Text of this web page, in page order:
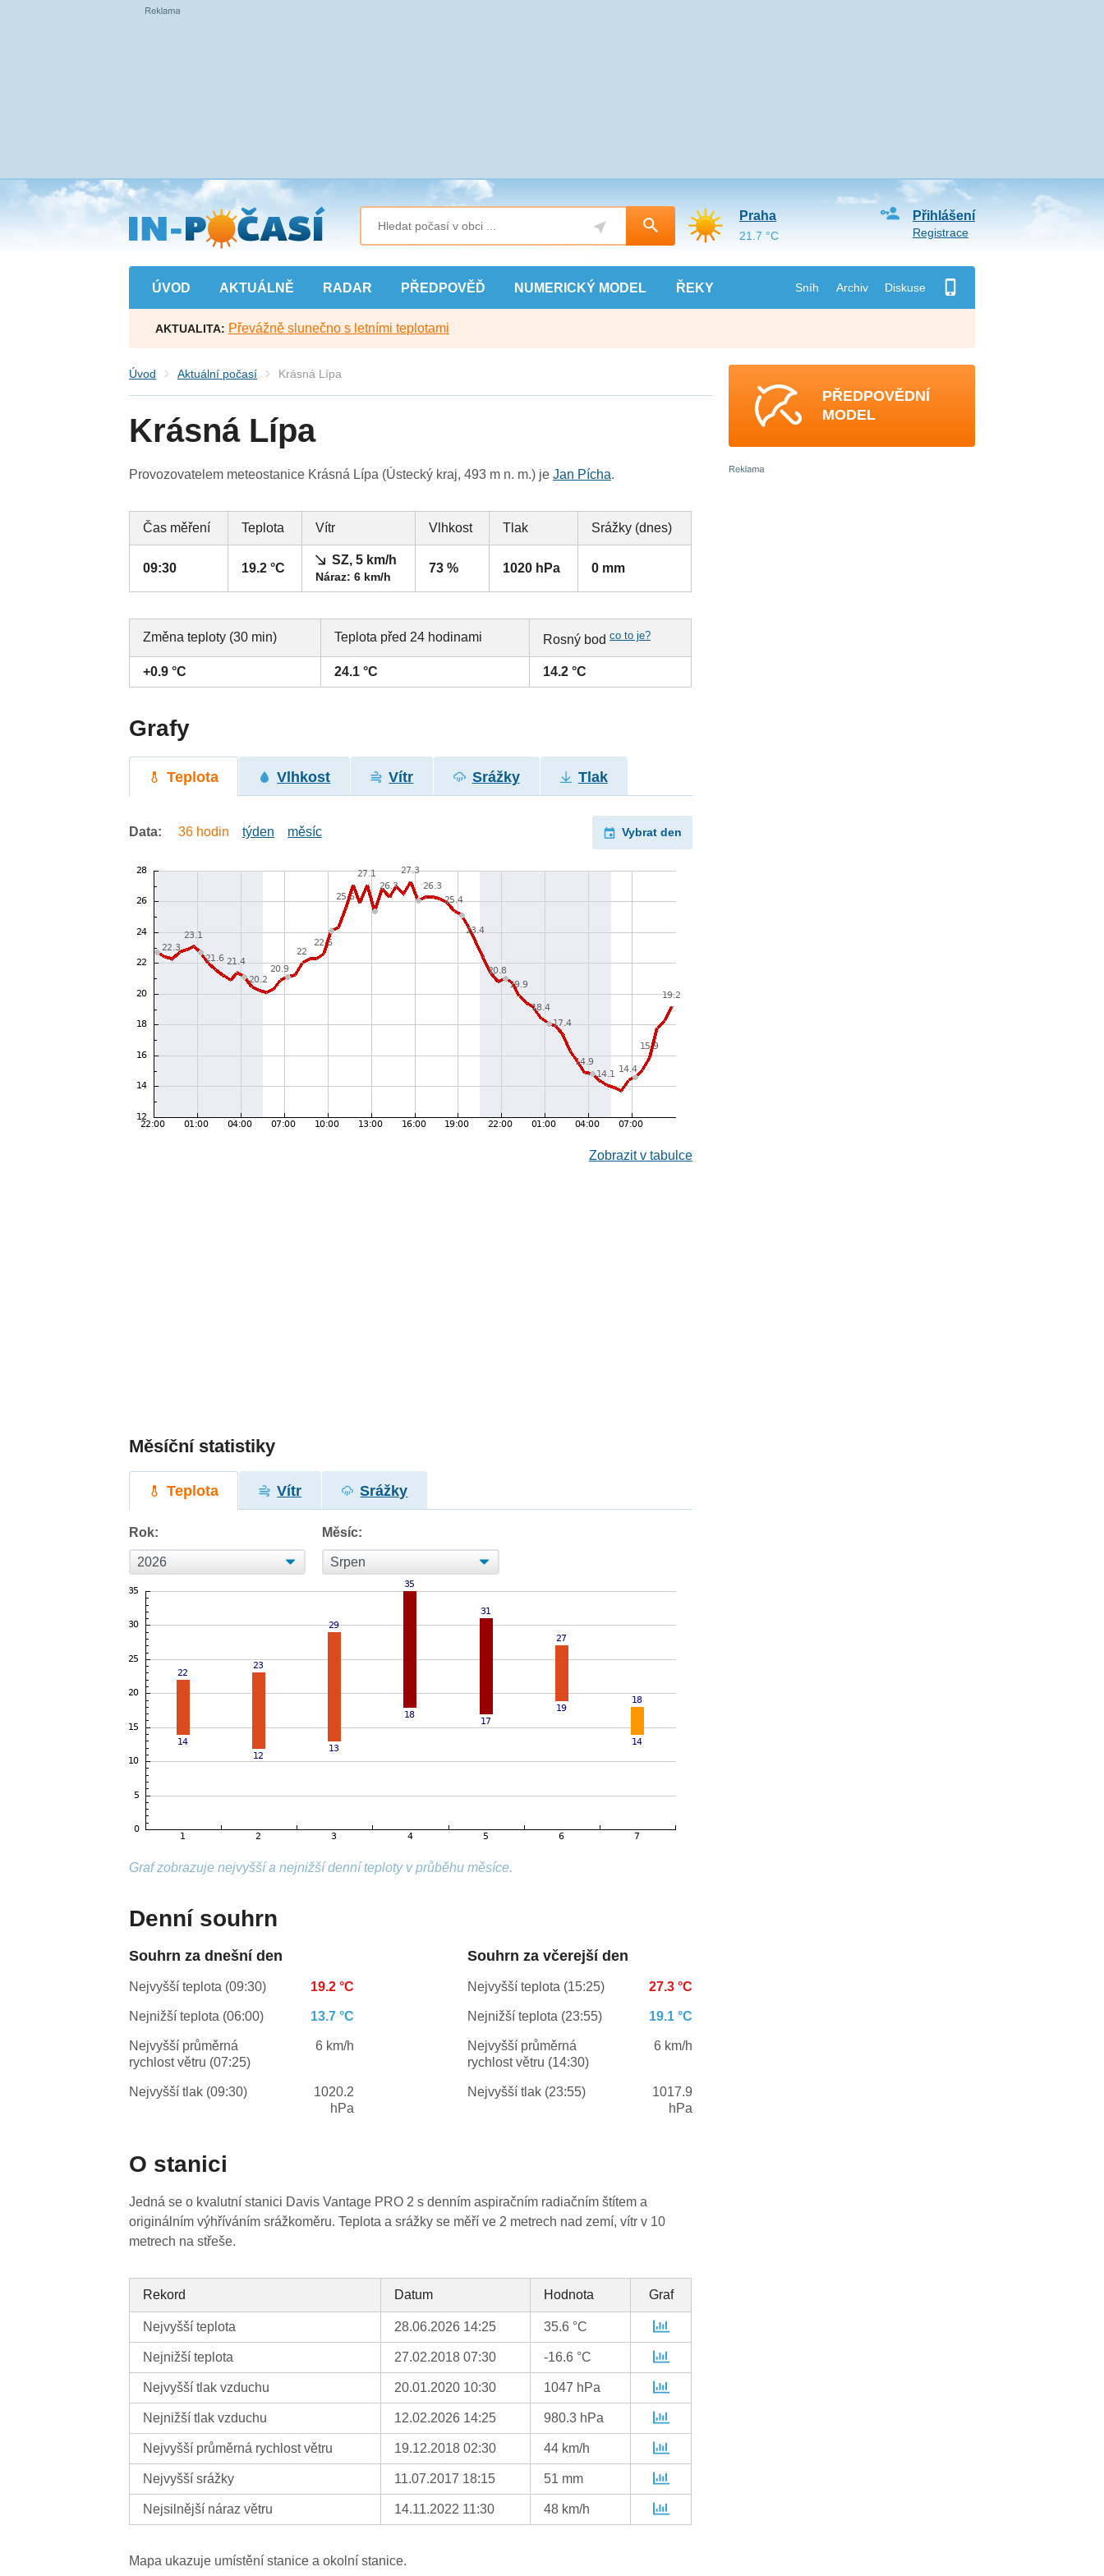
Přejít
na
hlavní
obsah
ÚVOD AKTUÁLNĚ RADAR PŘEDPOVĚĎ NUMERICKÝ MODEL ŘEKY Sníh Archiv Diskuse
Přihlášení
Registrace
Praha
21.7 °C
AKTUALITA: Převážně slunečno s letními teplotami
Úvod Aktuální počasí Krásná Lípa
Krásná Lípa
Provozovatelem meteostanice Krásná Lípa (Ústecký kraj, 493 m n. m.) jeJan Pícha.
Čas měření Teplota Vítr Vlhkost Tlak Srážky (dnes)
09:30 19.2 °C
SZ, 5 km/h
Náraz: 6 km/h
73 % 1020 hPa 0 mm
Změna teploty (30 min) Teplota před 24 hodinami Rosný bodco to je?
+0.9 °C 24.1 °C 14.2 °C
Grafy
Teplota Vlhkost Vítr Srážky Tlak
Data: 36 hodin týden měsíc Vybrat den
Zobrazit v tabulce
Měsíční statistiky
Teplota Vítr Srážky
Rok: Měsíc:
Graf zobrazuje nejvyšší a nejnižší denní teploty v průběhu měsíce.
Denní souhrn
Souhrn za dnešní den
Nejvyšší teplota (09:30) 19.2 °C
Nejnižší teplota (06:00) 13.7 °C
Nejvyšší průměrná
rychlost větru (07:25)
6 km/h
Nejvyšší tlak (09:30)
1020.2
hPa
Souhrn za včerejší den
Nejvyšší teplota (15:25) 27.3 °C
Nejnižší teplota (23:55) 19.1 °C
Nejvyšší průměrná
rychlost větru (14:30)
6 km/h
Nejvyšší tlak (23:55)
1017.9
hPa
O stanici
Jedná se o kvalutní stanici Davis Vantage PRO 2 s denním aspiračním radiačním štítem a
originálním výhříváním srážkoměru. Teplota a srážky se měří ve 2 metrech nad zemí, vítr v 10
metrech na střeše.
Rekord Datum Hodnota Graf
Nejvyšší teplota 28.06.2026 14:25 35.6 °C
Nejnižší teplota 27.02.2018 07:30 -16.6 °C
Nejvyšší tlak vzduchu 20.01.2020 10:30 1047 hPa
Nejnižší tlak vzduchu 12.02.2026 14:25 980.3 hPa
Nejvyšší průměrná rychlost větru 19.12.2018 02:30 44 km/h
Nejvyšší srážky 11.07.2017 18:15 51 mm
Nejsilnější náraz větru 14.11.2022 11:30 48 km/h
Mapa ukazuje umístění stanice a okolní stanice.
PŘEDPOVĚDNÍ
MODEL